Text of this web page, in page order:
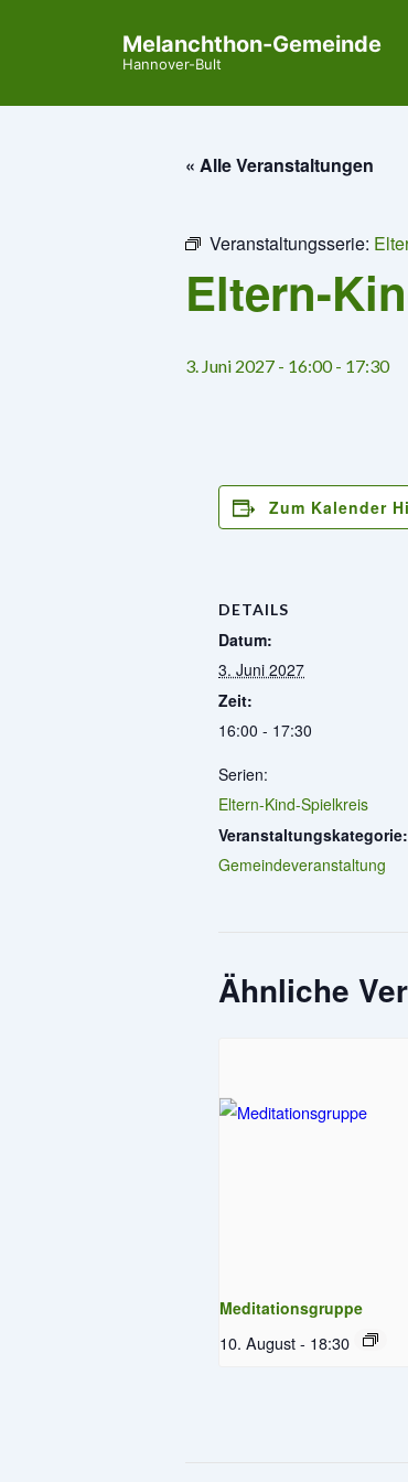
Melanchthon-Gemeinde
Hannover-Bult
« Alle Veranstaltungen
Veranstaltungsserie:
Eltern-
3. Juni 2027 - 16:00- 17:30
Zum Kalender
DETAILS
Datum:
3. Juni 2027
Zeit:
16:00 - 17:30
Serien:
Eltern-Kind-Spielkreis
Veranstaltungskategorie:
Gemeindeveranstaltung
Ähnliche
Meditationsgruppe
10. August - 18:30